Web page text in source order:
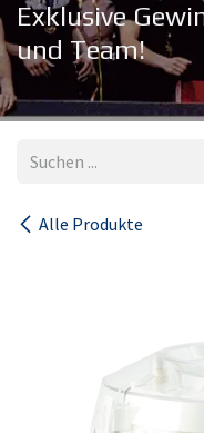
Exklusive
und Team!
Alle Produkte